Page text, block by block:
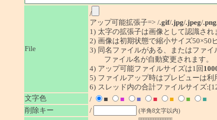
File
/
アップ可能拡張子=> /.gif/.jpg/.jpeg/.png
1) 太字の拡張子は画像として認識され
2) 画像は初期状態で縮小サイズ50×50
3) 同名ファイルがある、またはファ
ファイル名が自動変更されます。
4) アップ可能ファイルサイズは1回
5) ファイルアップ時はプレビューは利
6) スレッド内の合計ファイルサイズ
文字色
/ ■ ■ ■ ■ ■ ■
■
削除キー
/ (半角8文字以内)